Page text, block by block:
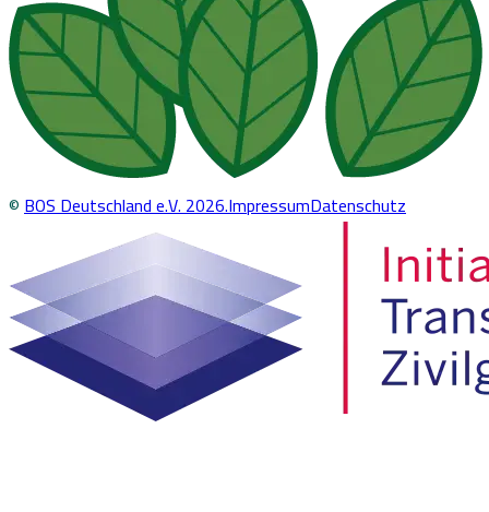
©BOS Deutschland e.V.2026.ImpressumDatenschutz